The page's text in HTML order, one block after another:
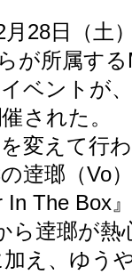
月28日（土
が所属す
ベントが
された。
変えて行
逹瑯（Vo
In The Box
ら逹瑯が熱
え、ゆう